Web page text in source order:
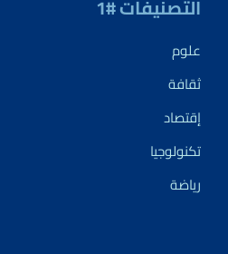
التصنيفات #1
علوم
ثقافة
إقتصاد
تكنولوجيا
رياضة